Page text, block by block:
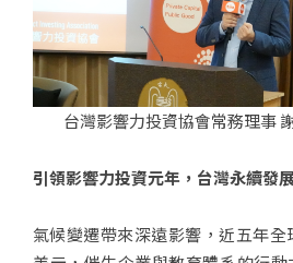
台灣影響力投資協會常務理事
引領影響力投資元年，台灣永續發
氣候變遷帶來深遠影響，近五年全